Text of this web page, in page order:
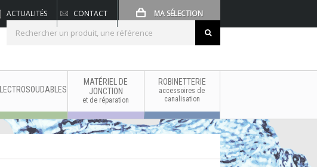
MA SÉLECTION
ACTUALITÉS CONTACT
MATÉRIEL DE
JONCTION
et de réparation
ROBINETTERIE
accessoires de
canalisation